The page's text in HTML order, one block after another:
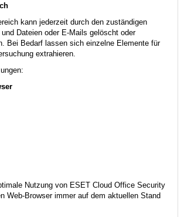
kann jederzeit durch den zuständigen
Dateien oder E-Mails gelöscht oder
Bei Bedarf lassen sich einzelne Elemente für
extrahieren.
Nutzung von ESET Cloud Office Security
Web-Browser immer auf dem aktuellen Stand